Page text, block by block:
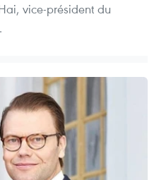
vice-président du